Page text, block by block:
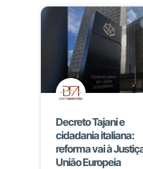
Decreto Tajani e
cidadania italiana:
reforma vai à
União Europeia